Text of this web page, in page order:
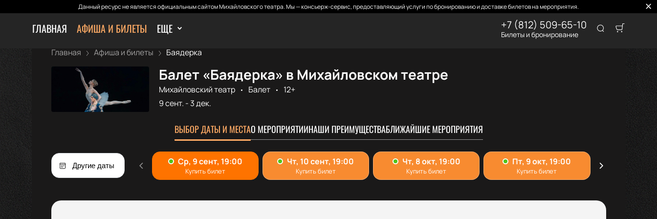
Данный ресурс не является официальным сайтом Михайловского театра. Мы — консьерж-сервис, предоставляющий услуги по бронированию и доставке билетов на мероприятия.
ГЛАВНАЯ АФИША И БИЛЕТЫ ЕЩЕ +7 (812) 509-65-10
Билеты и бронирование
Главная Афиша и билеты Баядерка
Балет «Баядерка» в Михайловском театре
Михайловский театр Балет
12+
9 сент. - 3 дек.
ВЫБОР ДАТЫ И МЕСТАО МЕРОПРИЯТИИНАШИ ПРЕИМУЩЕСТВАБЛИЖАЙШИЕ МЕРОПРИЯТИЯ
Другие даты